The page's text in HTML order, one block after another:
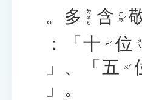
。 多 ㄉㄨㄛ 含 ㄏㄢˊ
：「 十 ㄕˊ 位 ㄨㄟˋ
」、「 五 ㄨˇ
」。